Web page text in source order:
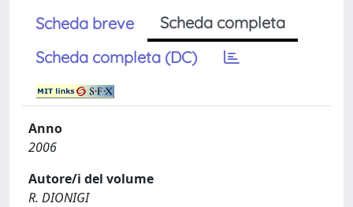
Scheda breve
Scheda completa
Scheda completa (DC)
Anno
2006
Autore/i del volume
R. DIONIGI